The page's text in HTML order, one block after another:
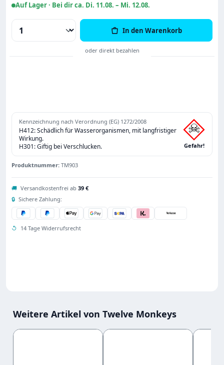
Auf Lager · Bei dir ca. Di. 11.08. – Mi. 12.08.
Produkt Anzahl: Gib den gewünschten
In den Warenkorb
Kennzeichnung nach Verordnung (EG) 1272/2008
H412: Schädlich für Wasserorganismen, mit langfristiger
Wirkung.
H301: Giftig bei Verschlucken.
Gefahr!
Produktnummer: TM903
🚚 Versandkostenfrei ab 39 €
🔒 Sichere Zahlung:
↺ 14 Tage Widerrufsrecht
Weitere Artikel von Twelve Monkeys
Produktgalerie überspringen